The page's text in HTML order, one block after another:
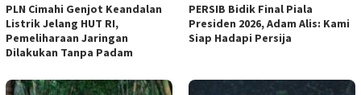
PLN Cimahi Genjot Keandalan
Listrik Jelang HUT RI,
Pemeliharaan Jaringan
Dilakukan Tanpa Padam
PERSIB Bidik Final Piala
Presiden 2026, Adam Alis: Kami
Siap Hadapi Persija